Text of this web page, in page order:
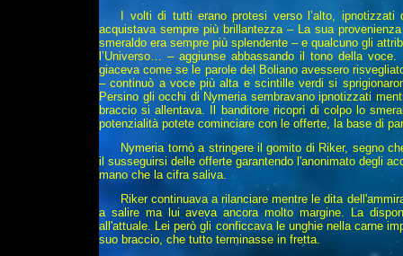
I volti di tutti erano protesi verso l’alto,
acquistava sempre più brillantezza – La sua
smeraldo era sempre più splendente – e qualcuno gli
l’Universo… – aggiunse abbassando il tono della
giaceva come se le parole del Boliano avessero
– continuò a voce più alta e scintille verdi si
Persino gli occhi di Nymeria sembravano ipnotizzati
braccio si allentava. Il banditore ricoprì di colpo lo
potenzialità potete cominciare con le offerte, la base di
Nymeria tornò a stringere il gomito di Riker, segno
il susseguirsi delle offerte garantendo l'anonimato degli
mano che la cifra saliva.
Riker continuava a rilanciare mentre le dita
a salire ma lui aveva ancora molto margine. La
all'attuale. Lei però gli conficcava le unghie nella carne
suo braccio, che tutto terminasse in fretta.